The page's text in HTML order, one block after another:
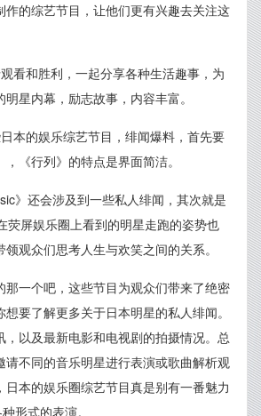
作的综艺节目，让他们更有兴趣去关注这
看和胜利，一起分享各种生活趣事，为
星内幕，励志故事，内容丰富。
本的娱乐综艺节目，绯闻爆料，首先要
《行列》的特点是界面简洁。
》还会涉及到一些私人绯闻，其次就是
荧屏娱乐圈上看到的明星走跑的姿势也
观众们思考人生与欢笑之间的关系。
那一个吧，这些节目为观众们带来了绝密
要了解更多关于日本明星的私人绯闻。
，以及最新电影和电视剧的拍摄情况。总
请不同的音乐明星进行表演或歌曲解析观
日本的娱乐圈综艺节目真是别有一番魅力
形式的表演。